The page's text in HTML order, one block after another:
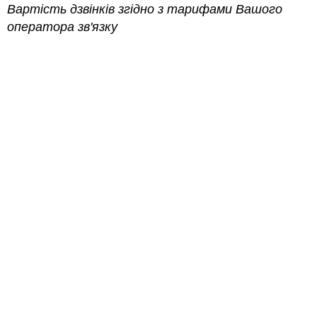
Вартість дзвінків згідно з тарифами Вашого
оператора зв'язку